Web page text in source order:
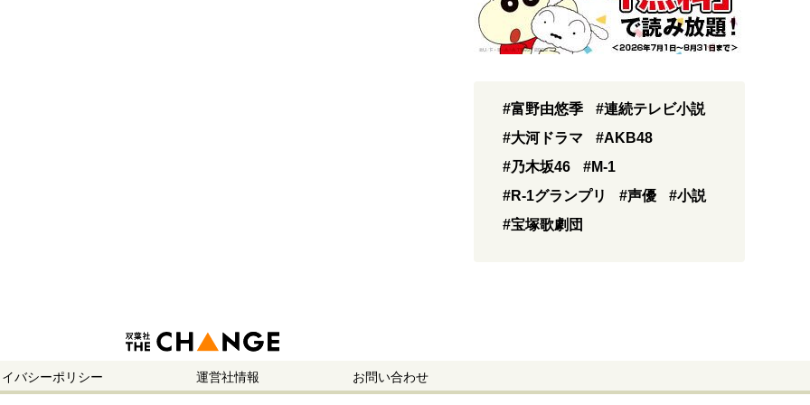
#富野由悠季
#連続テレビ小説
#大河ドラマ
#AKB48
#乃木坂46
#M-1
#R-1グランプリ
#声優
#小説
#宝塚歌劇団
バシーポリシー 運営社情報 お問い合わせ